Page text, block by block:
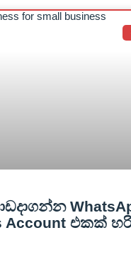
Account එකක්